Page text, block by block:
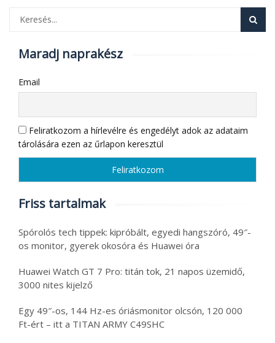
Maradj naprakész
Email
Feliratkozom a hírlevélre és engedélyt adok az adataim
tárolására ezen az űrlapon keresztül
Friss tartalmak
Spórolós tech tippek: kipróbált, egyedi hangszóró, 49″-
os monitor, gyerek okosóra és Huawei óra
Huawei Watch GT 7 Pro: titán tok, 21 napos üzemidő,
3000 nites kijelző
Egy 49″-os, 144 Hz-es óriásmonitor olcsón, 120 000
Ft-ért – itt a TITAN ARMY C49SHC